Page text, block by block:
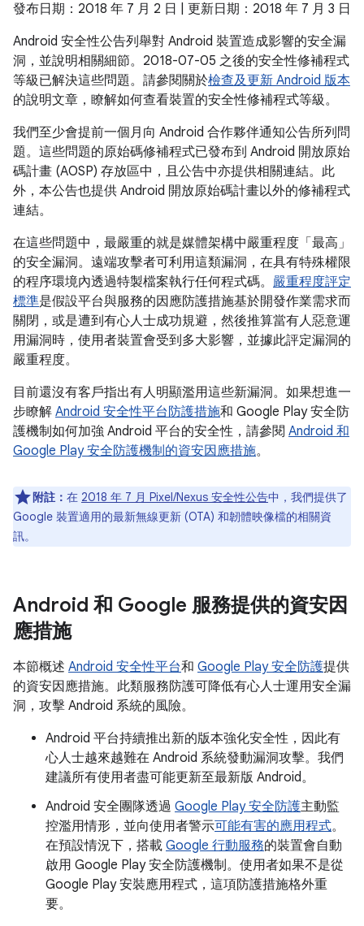
發布日期：2018 年 7 月 2 日 | 更新日期：2018 年 7 月 3 日
Android 安全性公告列舉對 Android 裝置造成影響的安全漏
洞，並說明相關細節。2018-07-05 之後的安全性修補程式
等級已解決這些問題。請參閱關於檢查及更新 Android 版本
的說明文章，瞭解如何查看裝置的安全性修補程式等級。
我們至少會提前一個月向 Android 合作夥伴通知公告所列問
題。這些問題的原始碼修補程式已發布到 Android 開放原始
碼計畫 (AOSP) 存放區中，且公告中亦提供相關連結。此
外，本公告也提供 Android 開放原始碼計畫以外的修補程式
連結。
在這些問題中，最嚴重的就是媒體架構中嚴重程度「最高」
的安全漏洞。遠端攻擊者可利用這類漏洞，在具有特殊權限
的程序環境內透過特製檔案執行任何程式碼。 嚴重程度評定
標準是假設平台與服務的因應防護措施基於開發作業需求而
關閉，或是遭到有心人士成功規避，然後推算當有人惡意運
用漏洞時，使用者裝置會受到多大影響，並據此評定漏洞的
嚴重程度。
目前還沒有客戶指出有人明顯濫用這些新漏洞。如果想進一
步瞭解 Android 安全性平台防護措施和 Google Play 安全防
護機制如何加強 Android 平台的安全性，請參閱 Android 和
Google Play 安全防護機制的資安因應措施。
附註： 在 2018 年 7 月 Pixel/Nexus 安全性公告中，我們提供了
Google 裝置適用的最新無線更新 (OTA) 和韌體映像檔的相關資
訊。
Android 和 Google 服務提供的資安因
應措施
本節概述 Android 安全性平台和 Google Play 安全防護提供
的資安因應措施。此類服務防護可降低有心人士運用安全漏
洞，攻擊 Android 系統的風險。
Android 平台持續推出新的版本強化安全性，因此有
心人士越來越難在 Android 系統發動漏洞攻擊。我們
建議所有使用者盡可能更新至最新版 Android。
Android 安全團隊透過 Google Play 安全防護主動監
控濫用情形，並向使用者警示可能有害的應用程式。
在預設情況下，搭載 Google 行動服務的裝置會自動
啟用 Google Play 安全防護機制。使用者如果不是從
Google Play 安裝應用程式，這項防護措施格外重
要。